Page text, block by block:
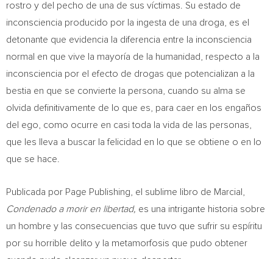
rostro y del pecho de una de sus víctimas. Su estado de
inconsciencia producido por la ingesta de una droga, es el
detonante que evidencia la diferencia entre la inconsciencia
normal en que vive la mayoría de la humanidad, respecto a la
inconsciencia por el efecto de drogas que potencializan a la
bestia en que se convierte la persona, cuando su alma se
olvida definitivamente de lo que es, para caer en los engaños
del ego, como ocurre en casi toda la vida de las personas,
que les lleva a buscar la felicidad en lo que se obtiene o en lo
que se hace.
Publicada por Page Publishing, el sublime libro de Marcial,
Condenado a morir en libertad, es una intrigante historia sobre
un hombre y las consecuencias que tuvo que sufrir su espíritu
por su horrible delito y la metamorfosis que pudo obtener